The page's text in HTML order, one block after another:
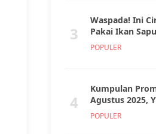
3
Waspada! Ini
Pakai Ikan
POPULER
4
Kumpulan
Agustus 2025,
POPULER